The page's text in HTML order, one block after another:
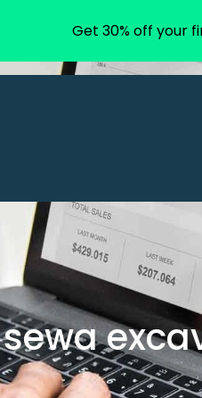
sewa
Get 30% off your